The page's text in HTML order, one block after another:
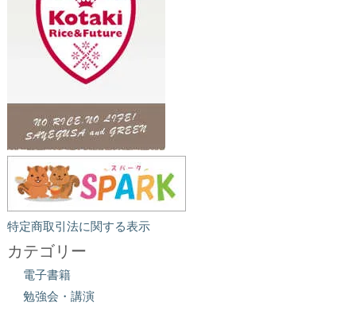
特定商取引法に関する表示
カテゴリー
電子書籍
勉強会・講演